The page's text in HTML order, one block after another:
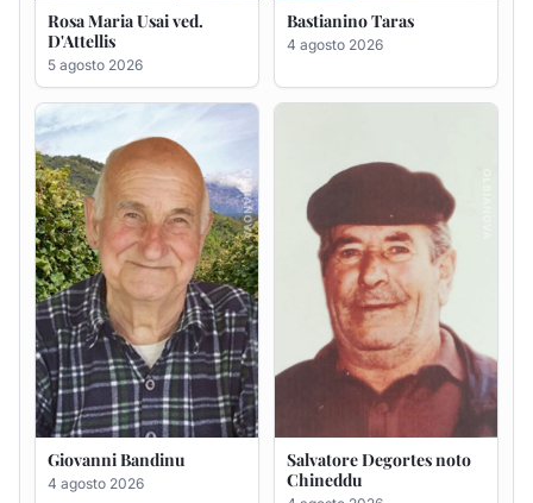
Giovanni Bandinu
4 agosto 2026
Salvatore Degortes noto